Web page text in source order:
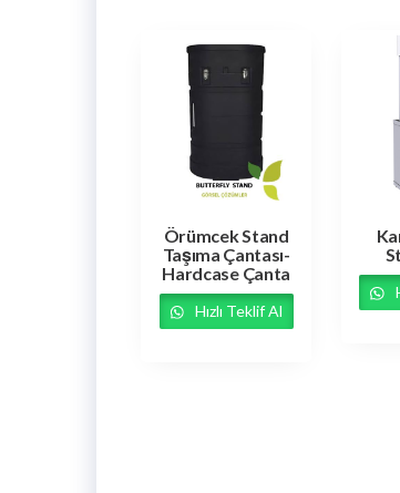
Örümcek Stand
Taşıma Çantası-
Hardcase Çanta
Hızlı Teklif Al